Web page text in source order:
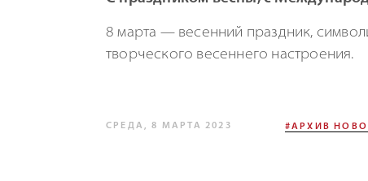
8 марта — весенний праздник,
творческого весеннего настроения.
СРЕДА, 8 МАРТА 2023 #АРХИВ